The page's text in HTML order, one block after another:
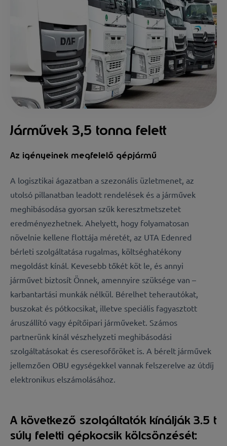
Járművek 3,5 tonna felett
Az igényeinek megfelelő gépjármű
A logisztikai ágazatban a szezonális üzletmenet, az
utolsó pillanatban leadott rendelések és a járművek
meghibásodása gyorsan szűk keresztmetszetet
eredményezhetnek. Ahelyett, hogy folyamatosan
növelnie kellene flottája méretét, az UTA Edenred
bérleti szolgáltatása rugalmas, költséghatékony
megoldást kínál. Kevesebb tőkét köt le, és annyi
járművet biztosít Önnek, amennyire szüksége van –
karbantartási munkák nélkül. Bérelhet teherautókat,
buszokat és pótkocsikat, illetve speciális fagyasztott
áruszállító vagy építőipari járműveket. Számos
partnerünk kínál vészhelyzeti meghibásodási
szolgáltatásokat és cseresofőröket is. A bérelt járművek
jellemzően OBU egységekkel vannak felszerelve az útdíj
elektronikus elszámolásához.
A következő szolgáltatók kínálják 3.5 t
súly feletti gépkocsik kölcsönzését: